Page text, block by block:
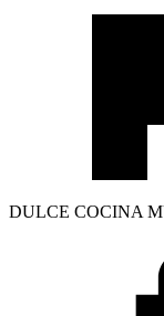
DULCE COCINA